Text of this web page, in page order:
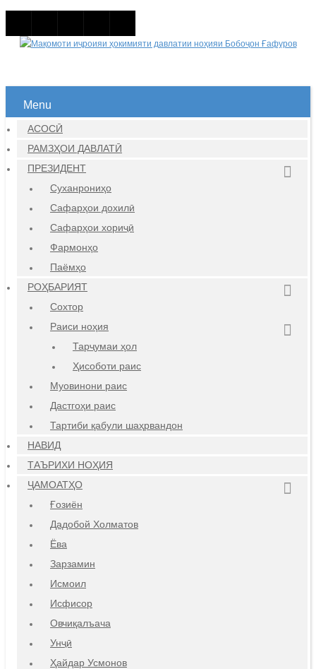
Menu
АСОСӢ
РАМЗҲОИ ДАВЛАТӢ
ПРЕЗИДЕНТ
Суханрониҳо
Сафарҳои дохилӣ
Сафарҳои хориҷӣ
Фармонҳо
Паёмҳо
РОҲБАРИЯТ
Сохтор
Раиси ноҳия
Тарҷумаи ҳол
Ҳисоботи раис
Муовинони раис
Дастгоҳи раис
Тартиби қабули шаҳрвандон
НАВИД
ТАЪРИХИ НОҲИЯ
ҶАМОАТҲО
Ғозиён
Дадобой Холматов
Ёва
Зарзамин
Исмоил
Исфисор
Овчиқалъача
Унҷӣ
Ҳайдар Усмонов